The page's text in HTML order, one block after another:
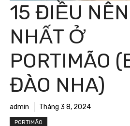
15 ĐIỀU
NHẤT Ở
PORTIMÃO
ĐÀO NHA)
admin Tháng 3 8, 2024
PORTIMÃO